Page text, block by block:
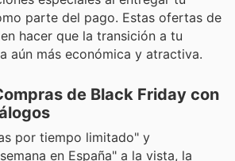
parte del pago. Estas ofertas de
hacer que la transición a tu
aún más económica y atractiva.
de Black Friday con
por tiempo limitado" y
en España" a la vista, la